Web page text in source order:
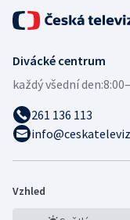
Divácké centrum
každý všední den:
261 136 113
Vzhled